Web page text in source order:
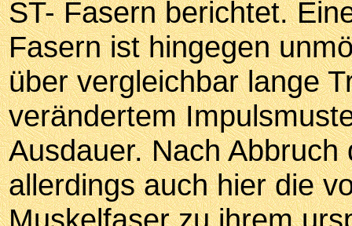
ST- Fasern berichtet.
Fasern ist hingegen
über vergleichbar lange
verändertem
Ausdauer. Nach
allerdings auch hier die